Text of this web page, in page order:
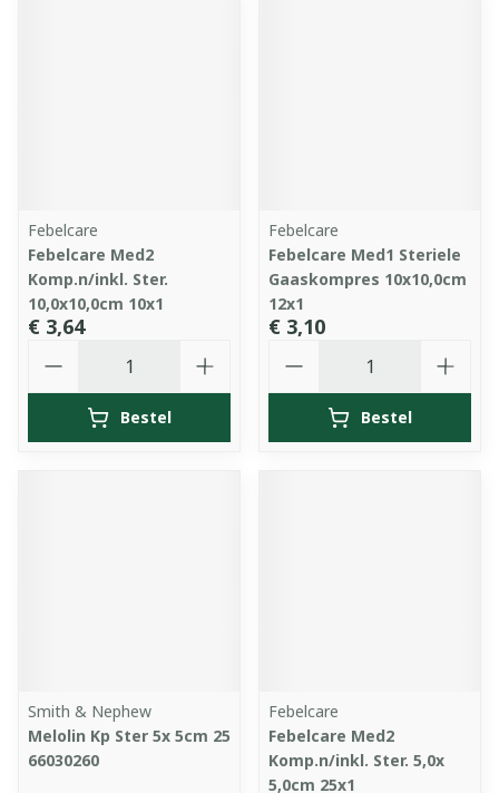
Febelcare
Febelcare Med2
Komp.n/inkl. Ster.
10,0x10,0cm 10x1
€ 3,64
Bestel
Febelcare
Febelcare Med1 Steriele
Gaaskompres 10x10,0cm
12x1
€ 3,10
Bestel
Smith & Nephew
Melolin Kp Ster 5x 5cm 25
66030260
Febelcare
Febelcare Med2
Komp.n/inkl. Ster. 5,0x
5,0cm 25x1